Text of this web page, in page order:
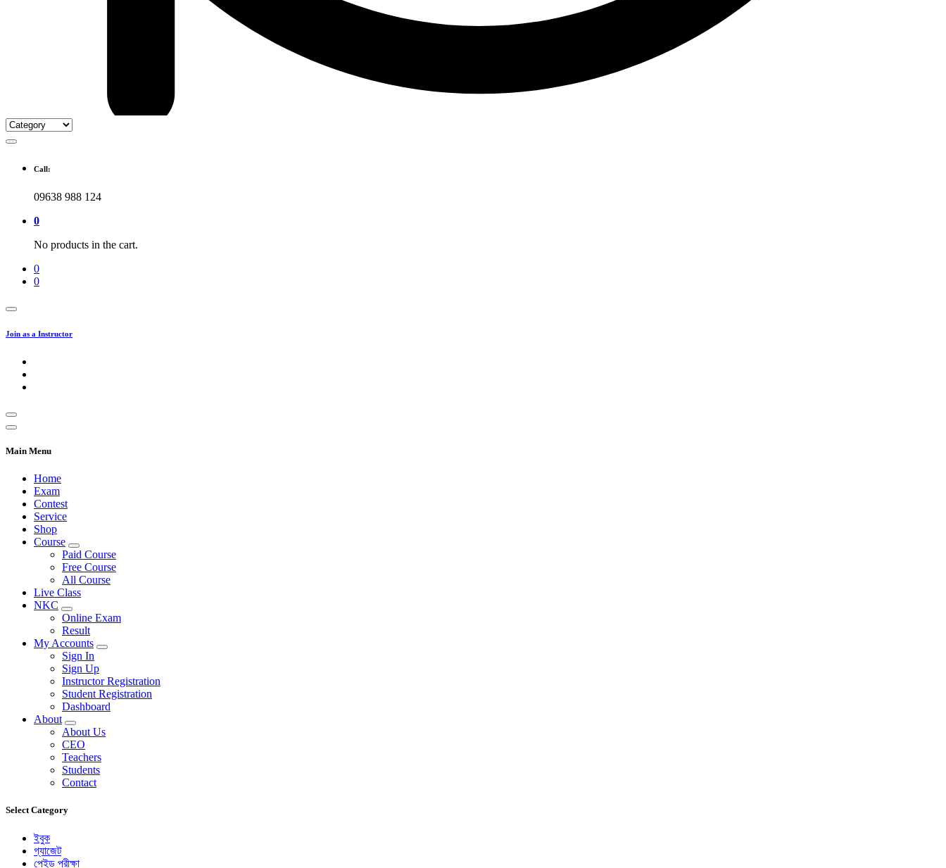
Call:
09638 988 124
0
No products in the cart.
0
0
Join as a Instructor
Main Menu
Home
Exam
Contest
Service
Shop
Course
Paid Course
Free Course
All Course
Live Class
NKC
Online Exam
Result
My Accounts
Sign In
Sign Up
Instructor Registration
Student Registration
Dashboard
About
About Us
CEO
Teachers
Students
Contact
Select Category
ইবুক
গ্যাজেট
পেইড পরীক্ষা